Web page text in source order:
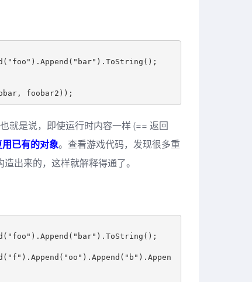
就是说，即使运行时内容一样 (== 返回
已有的对象。查看游戏代码，发现很多重
出来的，这样就解释得通了。